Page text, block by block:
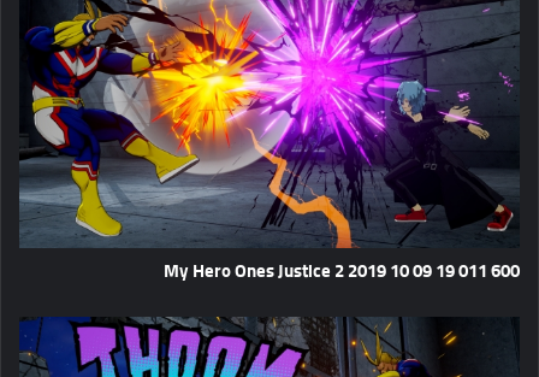
My Hero Ones Justice 2 2019 10 09 19 011 600